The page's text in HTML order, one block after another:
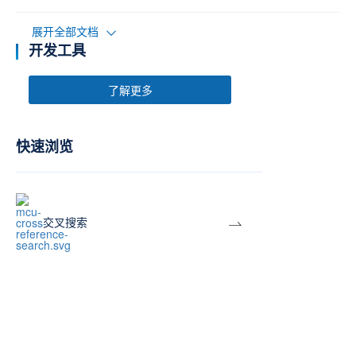
展开全部文档
开发工具
了解更多
快速浏览
交叉搜索